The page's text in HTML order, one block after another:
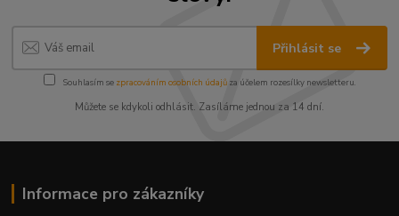
Přihlásit se
Souhlasím se zpracováním osobních údajůza účelem rozesílky newsletteru.
Můžete se kdykoli odhlásit. Zasíláme jednou za 14 dní.
Informace pro zákazníky